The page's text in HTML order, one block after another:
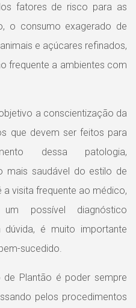
fatores de risco para as
o consumo exagerado de
e açúcares refinados,
frequente a ambientes com
a conscientização da
que devem ser feitos para
dessa patologia,
mais saudável do estilo de
visita frequente ao médico,
possível diagnóstico
é muito importante
sucedido.
Plantão é poder sempre
pelos procedimentos